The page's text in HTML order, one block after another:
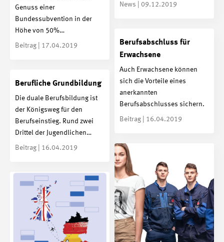
News | 09.12.2019
Genuss einer
Bundessubvention in der
Höhe von 50%…
Beitrag | 17.04.2019
Berufsabschluss für
Erwachsene
Auch Erwachsene können
sich die Vorteile eines
anerkannten
Berufsabschlusses sichern.
Beitrag | 16.04.2019
Berufliche Grundbildung
Die duale Berufsbildung ist
der Königsweg für den
Berufseinstieg. Rund zwei
Drittel der Jugendlichen…
Beitrag | 16.04.2019